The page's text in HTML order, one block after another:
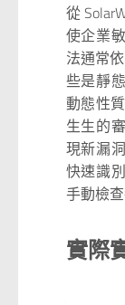
從
使企業
法通常
些是靜
動態性
生生的
現新漏
快速識
手動檢
實際